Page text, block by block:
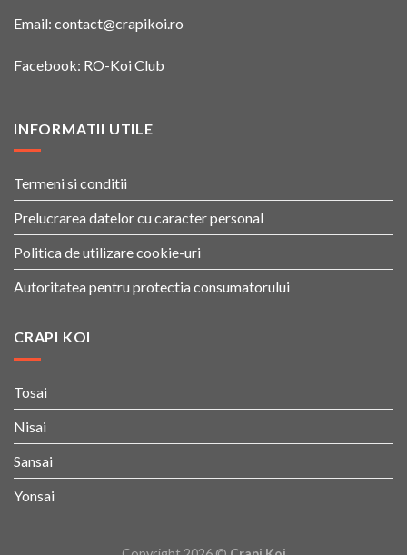
Email: contact@crapikoi.ro
Facebook: RO-Koi Club
INFORMATII UTILE
Termeni si conditii
Prelucrarea datelor cu caracter personal
Politica de utilizare cookie-uri
Autoritatea pentru protectia consumatorului
CRAPI KOI
Tosai
Nisai
Sansai
Yonsai